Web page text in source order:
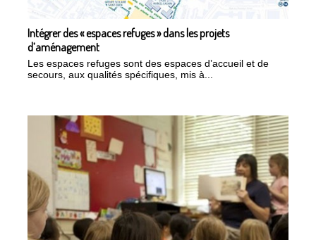
Intégrer des « espaces refuges » dans les projets
d’aménagement
Les espaces refuges sont des espaces d’accueil et de
secours, aux qualités spécifiques, mis à...